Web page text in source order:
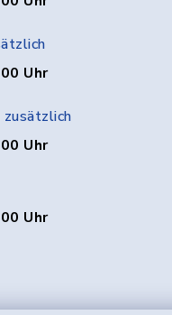
Uhr
Uhr
Uhr